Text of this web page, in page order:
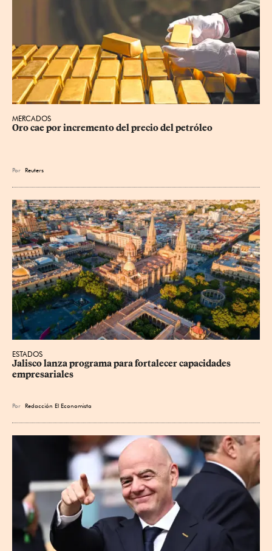
MERCADOS
Oro cae por incremento del precio del petróleo
Por Reuters
ESTADOS
Jalisco lanza programa para fortalecer capacidades
empresariales
Por Redacción El Economista